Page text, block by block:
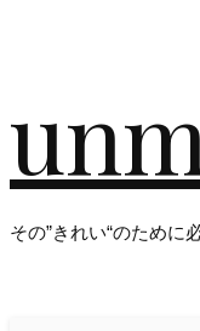
その”きれい“のために